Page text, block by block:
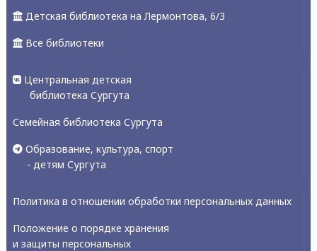
Детская библиотека на Лермонтова, 6/3
Все библиотеки
Центральная детская
библиотека Сургута
Семейная библиотека Сургута
Образование, культура, спорт
- детям Сургута
Политика в отношении обработки персональных данных
Положение о порядке хранения
и защиты персональных